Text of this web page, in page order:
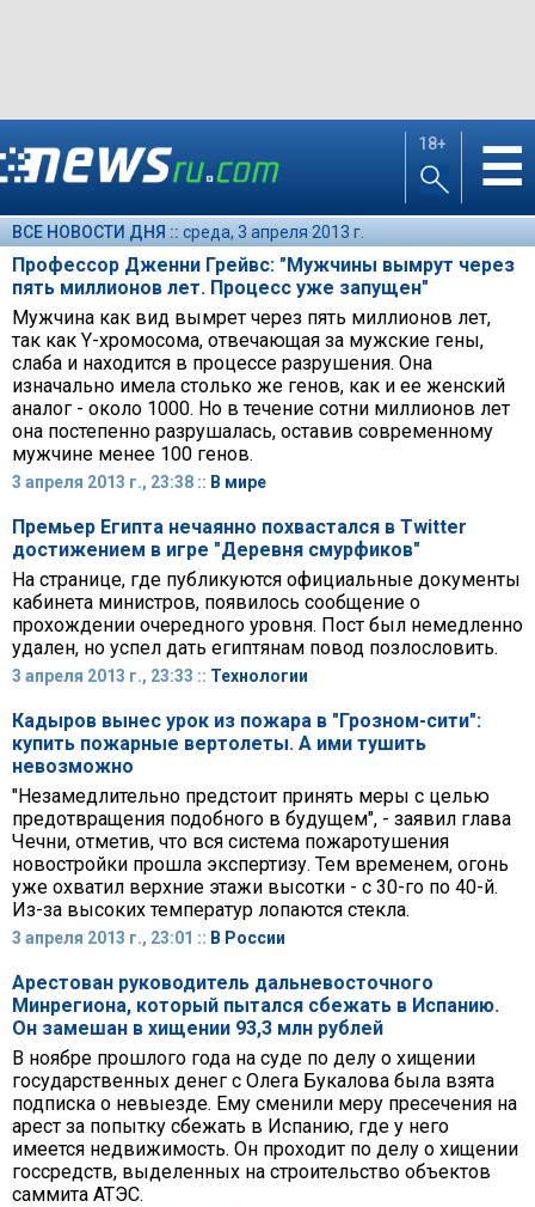
18+ ☰
ВСЕ НОВОСТИ ДНЯ :: среда, 3 апреля 2013 г.
Профессор Дженни Грейвс: "Мужчины вымрут через
пять миллионов лет. Процесс уже запущен"
Мужчина как вид вымрет через пять миллионов лет,
так как Y-хромосома, отвечающая за мужские гены,
слаба и находится в процессе разрушения. Она
изначально имела столько же генов, как и ее женский
аналог - около 1000. Но в течение сотни миллионов лет
она постепенно разрушалась, оставив современному
мужчине менее 100 генов.
3 апреля 2013 г., 23:38 :: В мире
Премьер Египта нечаянно похвастался в Twitter
достижением в игре "Деревня смурфиков"
На странице, где публикуются официальные документы
кабинета министров, появилось сообщение о
прохождении очередного уровня. Пост был немедленно
удален, но успел дать египтянам повод позлословить.
3 апреля 2013 г., 23:33 :: Технологии
Кадыров вынес урок из пожара в "Грозном-сити":
купить пожарные вертолеты. А ими тушить
невозможно
"Незамедлительно предстоит принять меры с целью
предотвращения подобного в будущем", - заявил глава
Чечни, отметив, что вся система пожаротушения
новостройки прошла экспертизу. Тем временем, огонь
уже охватил верхние этажи высотки - с 30-го по 40-й.
Из-за высоких температур лопаются стекла.
3 апреля 2013 г., 23:01 :: В России
Арестован руководитель дальневосточного
Минрегиона, который пытался сбежать в Испанию.
Он замешан в хищении 93,3 млн рублей
В ноябре прошлого года на суде по делу о хищении
государственных денег с Олега Букалова была взята
подписка о невыезде. Ему сменили меру пресечения на
арест за попытку сбежать в Испанию, где у него
имеется недвижимость. Он проходит по делу о хищении
госсредств, выделенных на строительство объектов
саммита АТЭС.